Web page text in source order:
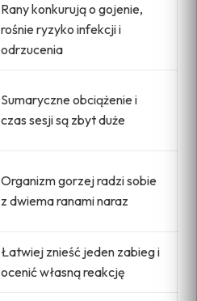
Rany konkurują o gojenie,
rośnie ryzyko infekcji i
odrzucenia
Sumaryczne obciążenie i
czas sesji są zbyt duże
Organizm gorzej radzi sobie
z dwiema ranami naraz
Łatwiej znieść jeden zabieg i
ocenić własną reakcję